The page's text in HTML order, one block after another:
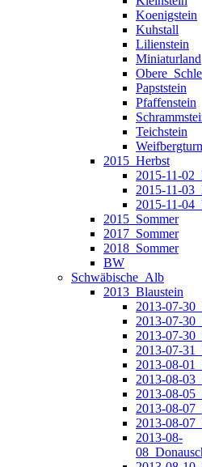
Koenigstein
Kuhstall
Lilienstein
Miniaturland
Papststein
Pfaffenstein
Teichstein
2015_Herbst
2015-11-
2015-11-
2015-11-
2015_Sommer
2017_Sommer
2018_Sommer
BW
Schwäbische_Alb
2013_Blaustein
2013-07-
2013-07-
2013-07-
2013-07-
2013-08-
2013-08-
2013-08-
2013-08-
2013-08-
2013-08-